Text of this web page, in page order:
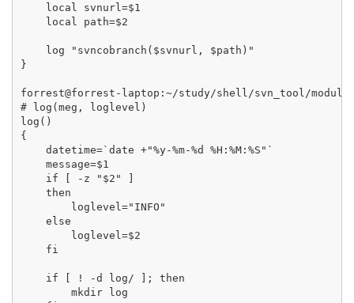
    local svnurl=$1
    local path=$2
    log "svncobranch($svnurl, $path)"
}
forrest@forrest-laptop:~/study/shell/svn_tool/
# log(meg, loglevel)
log()
{
    datetime=`date +"%y-%m-%d %H:%M:%S"`
    message=$1
    if [ -z "$2" ]
    then
        loglevel="INFO"
    else
        loglevel=$2
    fi
    if [ ! -d log/ ]; then
        mkdir log